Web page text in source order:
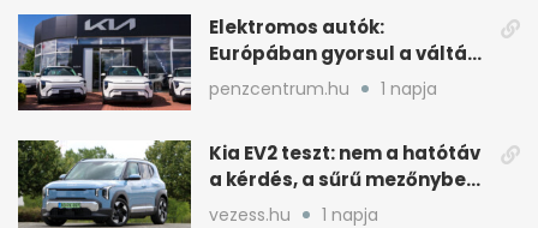
Elektromos autók:
Európában gyorsul a váltás,
Magyarország
lemaradóban
penzcentrum.hu 1 napja
Kia EV2 teszt: nem a hatótáv
a kérdés, a sűrű mezőnyben
dől el
vezess.hu 1 napja